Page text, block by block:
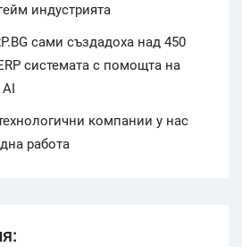
индустрията
сами създадоха над 450
системата с помощта на
компании у нас
работа